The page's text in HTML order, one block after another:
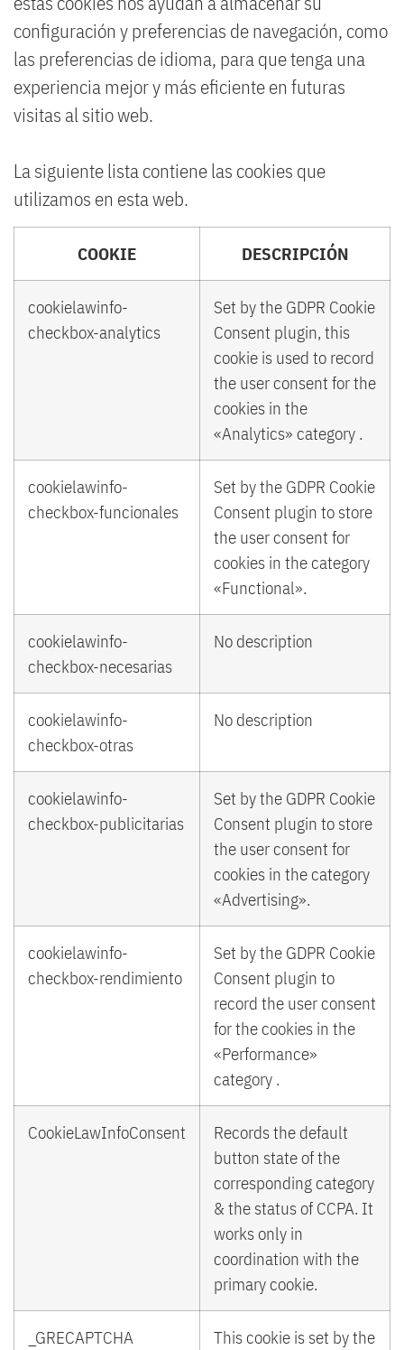
configuración y preferencias de navegación, como
las preferencias de idioma, para que tenga una
experiencia mejor y más eficiente en futuras
visitas al sitio web.
La siguiente lista contiene las cookies que
utilizamos en esta web.
COOKIE DESCRIPCIÓN
cookielawinfo-
checkbox-analytics
Set by the GDPR Cookie
Consent plugin, this
cookie is used to record
the user consent for the
cookies in the
«Analytics» category .
cookielawinfo-
checkbox-funcionales
Set by the GDPR Cookie
Consent plugin to store
the user consent for
cookies in the category
«Functional».
cookielawinfo-
checkbox-necesarias
No description
cookielawinfo-
checkbox-otras
No description
cookielawinfo-
checkbox-publicitarias
Set by the GDPR Cookie
Consent plugin to store
the user consent for
cookies in the category
«Advertising».
cookielawinfo-
checkbox-rendimiento
Set by the GDPR Cookie
Consent plugin to
record the user consent
for the cookies in the
«Performance»
category .
CookieLawInfoConsent
Records the default
button state of the
corresponding category
& the status of CCPA. It
works only in
coordination with the
primary cookie.
_GRECAPTCHA
This cookie is set by the